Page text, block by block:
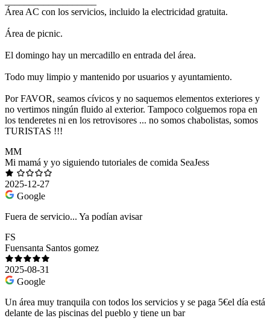
Área AC con los servicios, incluido la electricidad gratuita.
Área de picnic.
El domingo hay un mercadillo en entrada del área.
Todo muy limpio y mantenido por usuarios y ayuntamiento.
Por FAVOR, seamos cívicos y no saquemos elementos exteriores y
no vertimos ningún fluido al exterior. Tampoco colguemos ropa en
los tenderetes ni en los retrovisores ... no somos chabolistas, somos
TURISTAS !!!
MM
Mi mamá y yo siguiendo tutoriales de comida SeaJess
2025-12-27
Google
Fuera de servicio... Ya podían avisar
FS
Fuensanta Santos gomez
2025-08-31
Google
Un área muy tranquila con todos los servicios y se paga 5€el día está
delante de las piscinas del pueblo y tiene un bar